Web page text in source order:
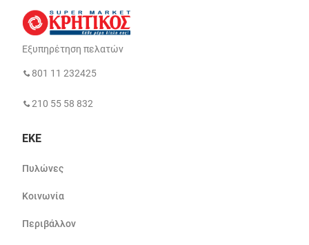
Εξυπηρέτηση πελατών
801 11 232425
210 55 58 832
ΕΚΕ
Πυλώνες
Κοινωνία
Περιβάλλον